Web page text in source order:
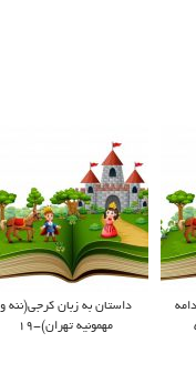
داستان به زبان کرجی(ننه و
مهمونيه تهران)-19